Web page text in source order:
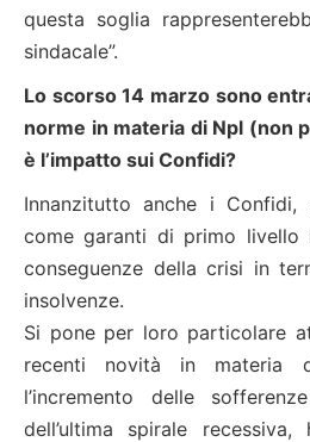
questa soglia
sindacale”.
Lo scorso 14 marzo sono
norme in materia di Npl (non
è l’impatto sui Confidi?
Innanzitutto anche i
come garanti di primo livello
conseguenze della crisi in
insolvenze.
Si pone per loro particolare
recenti novità in
l’incremento delle
dell’ultima spirale